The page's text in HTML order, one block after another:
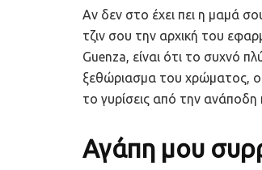
Αν δεν στο έχει πει η μαμά
τζιν σου την αρχική του
Guenza, είναι ότι το συχνό
ξεθώριασμα του χρώματος,
το γυρίσεις από την ανάποδη
Αγάπη μου